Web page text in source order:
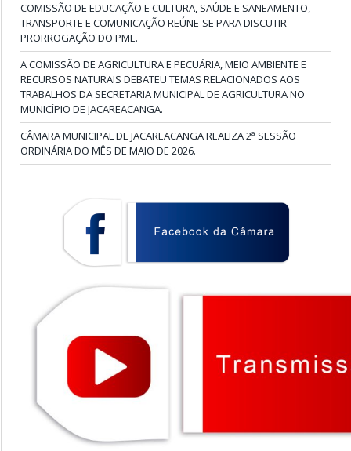
COMISSÃO DE EDUCAÇÃO E CULTURA, SAÚDE E SANEAMENTO,
TRANSPORTE E COMUNICAÇÃO REÚNE-SE PARA DISCUTIR
PRORROGAÇÃO DO PME.
A COMISSÃO DE AGRICULTURA E PECUÁRIA, MEIO AMBIENTE E
RECURSOS NATURAIS DEBATEU TEMAS RELACIONADOS AOS
TRABALHOS DA SECRETARIA MUNICIPAL DE AGRICULTURA NO
MUNICÍPIO DE JACAREACANGA.
CÂMARA MUNICIPAL DE JACAREACANGA REALIZA 2ª SESSÃO
ORDINÁRIA DO MÊS DE MAIO DE 2026.